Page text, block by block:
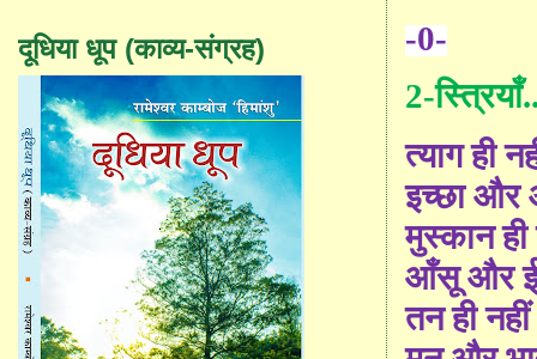
-0-
2-
त्याग ही
इच्छा और
मुस्कान ही
आँसू और
तन ही नहीं
दूधिया धूप (काव्य-संग्रह)